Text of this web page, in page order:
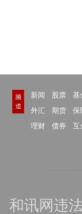
频
道
新闻 股票 基
外汇
期货 保
理财
债券 互
和讯网违